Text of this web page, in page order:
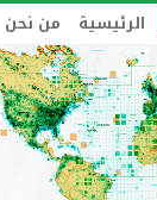
الرئيسية من نحن